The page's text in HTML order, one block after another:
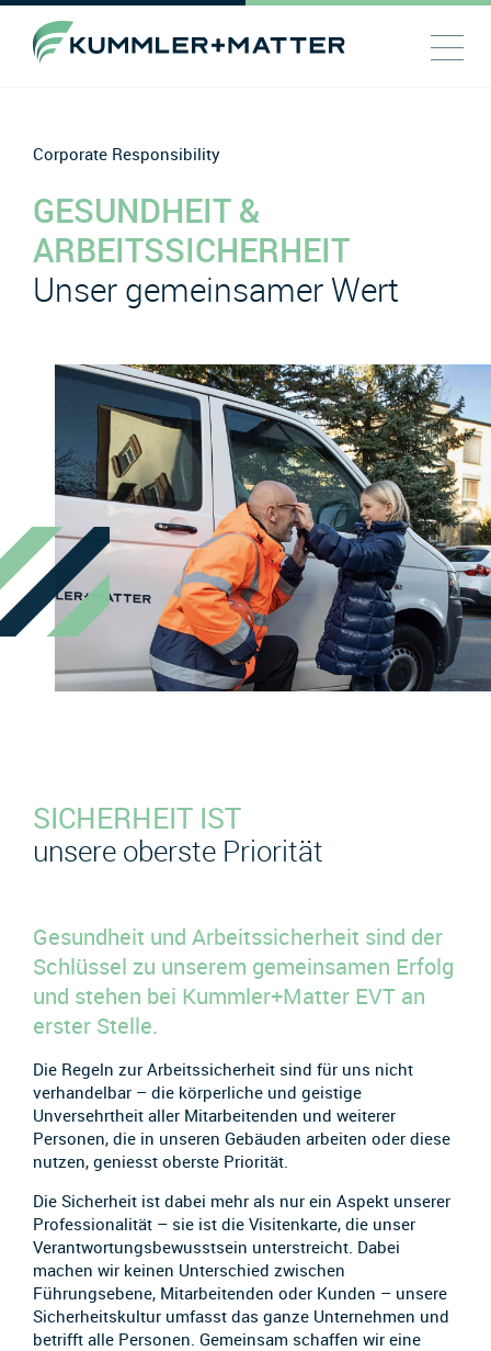
Corporate Responsibility
GESUNDHEIT &
ARBEITSSICHERHEIT
Unser gemeinsamer Wert
SICHERHEIT IST
unsere oberste Priorität
Gesundheit und Arbeitssicherheit sind der
Schlüssel zu unserem gemeinsamen Erfolg
und stehen bei Kummler+Matter EVT an
erster Stelle.
Die Regeln zur Arbeitssicherheit sind für uns nicht
verhandelbar – die körperliche und geistige
Unversehrtheit aller Mitarbeitenden und weiterer
Personen, die in unseren Gebäuden arbeiten oder diese
nutzen, geniesst oberste Priorität.
Die Sicherheit ist dabei mehr als nur ein Aspekt unserer
Professionalität – sie ist die Visitenkarte, die unser
Verantwortungsbewusstsein unterstreicht. Dabei
machen wir keinen Unterschied zwischen
Führungsebene, Mitarbeitenden oder Kunden – unsere
Sicherheitskultur umfasst das ganze Unternehmen und
betrifft alle Personen. Gemeinsam schaffen wir eine